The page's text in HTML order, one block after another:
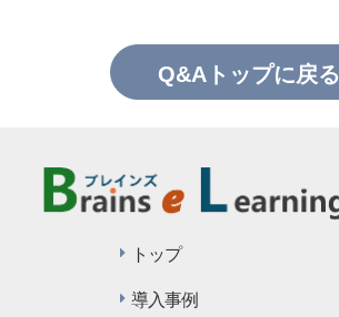
Q&Aトップに戻る
トップ
導入事例